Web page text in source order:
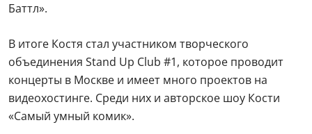
Баттл».
В итоге Костя стал участником творческого
объединения Stand Up Club #1, которое проводит
концерты в Москве и имеет много проектов на
видеохостинге. Среди них и авторское шоу Кости
«Самый умный комик».